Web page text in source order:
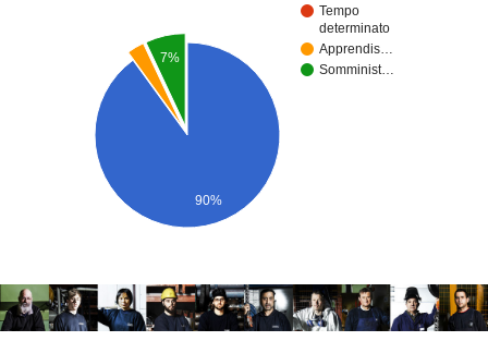
Tempo
determinato
Apprendis…
Somminist…
7%
90%